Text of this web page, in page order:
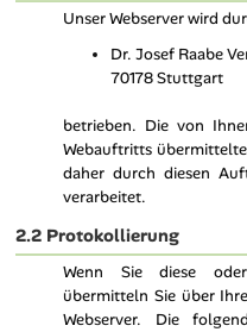
Unser Webserver wird
Dr. Josef Raabe
70178 Stuttgart
betrieben. Die von
Webauftritts
daher durch diesen
verarbeitet.
2.2 Protokollierung
Wenn Sie diese
übermitteln Sie über
Webserver. Die